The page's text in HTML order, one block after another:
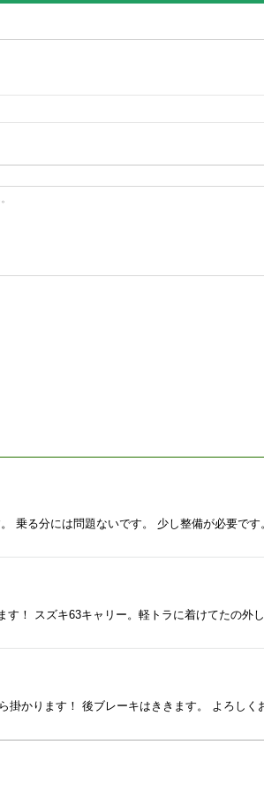
乗る分には問題ないです。 少し整備が必要です
！ スズキ63キャリー。軽トラに着けてたの外
掛かります！ 後ブレーキはききます。 よろし